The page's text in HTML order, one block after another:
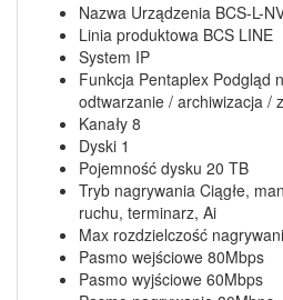
Nazwa Urządzenia BCS-L-
Linia produktowa BCS LINE
System IP
Funkcja Pentaplex Podgląd
odtwarzanie / archiwizacja /
Kanały 8
Dyski 1
Pojemność dysku 20 TB
Tryb nagrywania Ciągłe,
ruchu, terminarz, Ai
Max rozdzielczość
Pasmo wejściowe 80Mbps
Pasmo wyjściowe 60Mbps